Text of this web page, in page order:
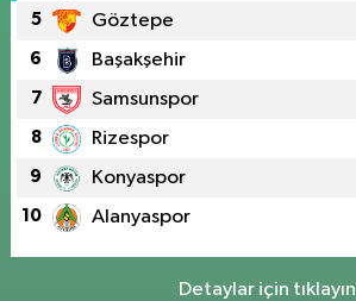
5 Göztepe
6 Başakşehir
7 Samsunspor
8 Rizespor
9 Konyaspor
10 Alanyaspor
Detaylar için tıklayın